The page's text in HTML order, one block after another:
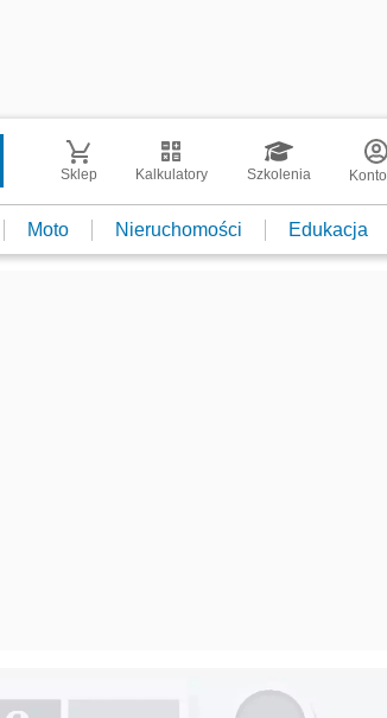
Sklep Kalkulatory Szkolenia Konto
Moto Nieruchomości Edukacja